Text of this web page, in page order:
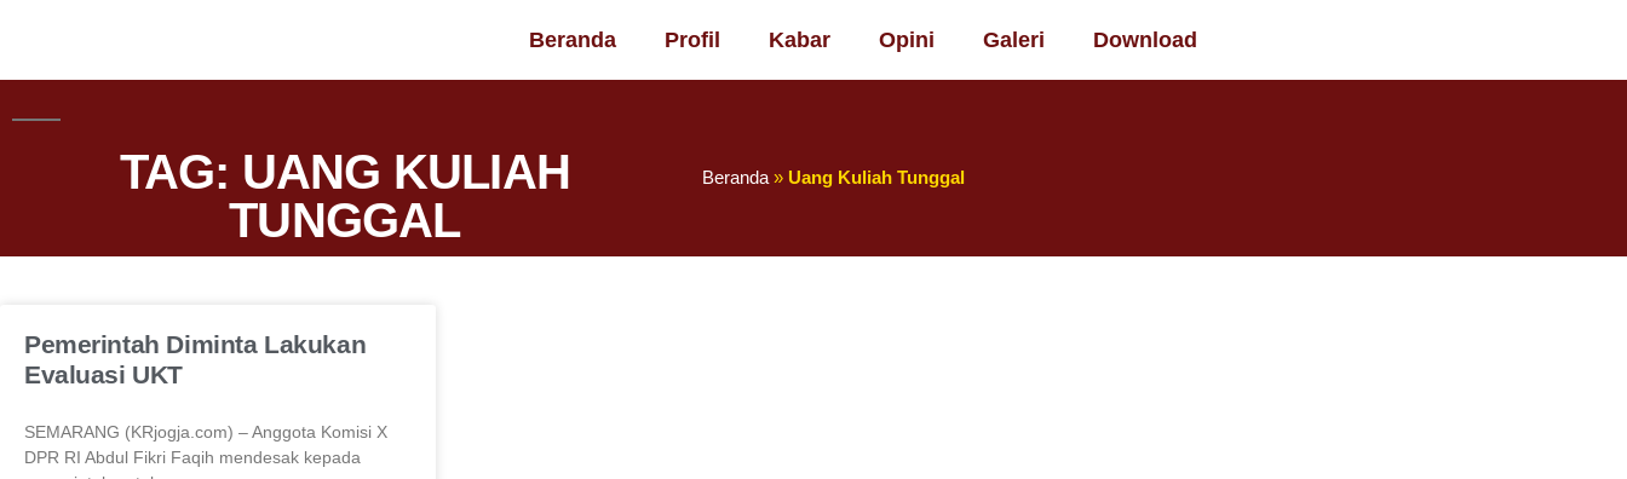
Beranda Profil Kabar Opini Galeri Download
TAG: UANG KULIAH
TUNGGAL
Beranda » Uang Kuliah Tunggal
Pemerintah Diminta Lakukan
Evaluasi UKT
SEMARANG (KRjogja.com) – Anggota Komisi X
DPR RI Abdul Fikri Faqih mendesak kepada